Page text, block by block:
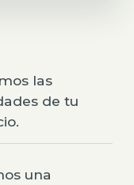
las
de tu
una